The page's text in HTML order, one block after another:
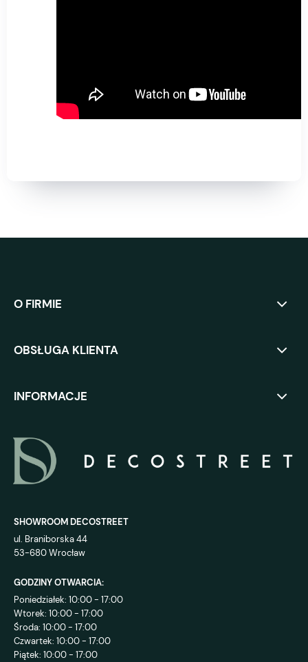
O FIRMIE
OBSŁUGA KLIENTA
INFORMACJE
SHOWROOM DECOSTREET
ul. Braniborska 44
53-680 Wrocław
GODZINY OTWARCIA:
Poniedziałek: 10:00 - 17:00
Wtorek: 10:00 - 17:00
Środa: 10:00 - 17:00
Czwartek: 10:00 - 17:00
Piątek: 10:00 - 17:00